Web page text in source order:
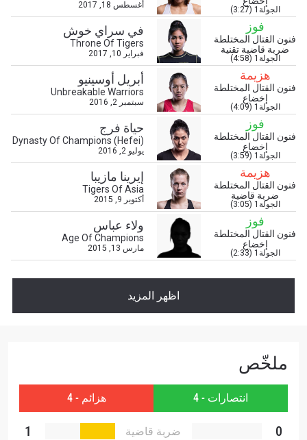
الجولة1 (3:27) أغسطس 18, 2017
فوز
فنون القتال المختلطة
ضربة قاضية تقنية
الجولة1 (4:58)
في سراي خوش
Throne Of Tigers
فبراير 10, 2017
هزيمة
فنون القتال المختلطة
إخضاع
الجولة1 (4:09)
أبريل أوسينيو
Unbreakable Warriors
سبتمبر 2, 2016
فوز
فنون القتال المختلطة
إخضاع
الجولة1 (3:59)
حياة فرج
Dynasty Of Champions (Hefei)
يوليو 2, 2016
هزيمة
فنون القتال المختلطة
ضربة قاضية
الجولة1 (3:05)
إيرينا مازيبا
Tigers Of Asia
أكتوبر 9, 2015
فوز
فنون القتال المختلطة
إخضاع
الجولة1 (2:33)
ولاء عباس
Age Of Champions
مارس 13, 2015
اظهر المزيد
ملخّص
انتصارات - 4 هزائم - 4
0 ضربة قاضية
1
المنافس
شاهد أبرز اللقطات
ابق على اطّلاع
خذ بطولة "ون" معك أينما ذهبت! اشترك الآن للوصول
إلى آخر الأخبار، وفتح العروض الخاصة والحصول على
أفضل المقاعد لعروضنا الحية.
البريد الإلكتروني
الإسم
إشترك